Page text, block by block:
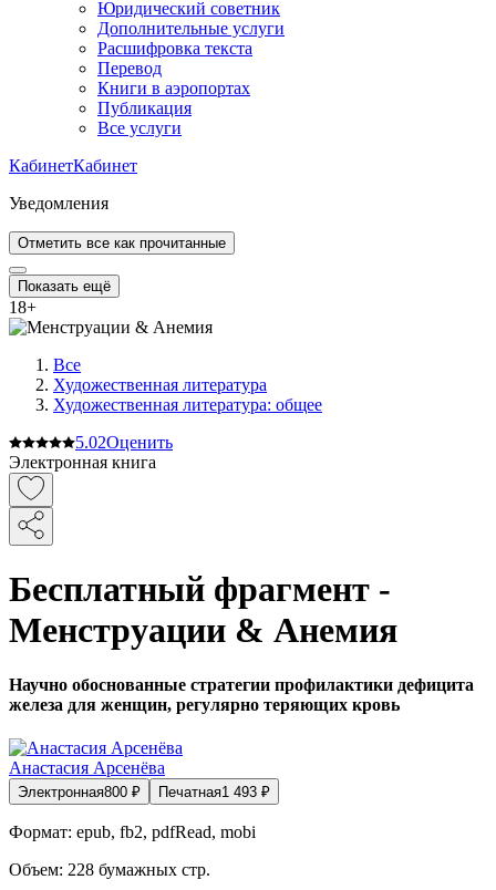
Юридический советник
Дополнительные услуги
Расшифровка текста
Перевод
Книги в аэропортах
Публикация
Все услуги
КабинетКабинет
Уведомления
Отметить все как прочитанные
Показать ещё
18+
Все
Художественная литература
Художественная литература: общее
5.02Оценить
Электронная книга
Бесплатный фрагмент -
Менструации & Анемия
Научно обоснованные стратегии профилактики дефицита
железа для женщин, регулярно теряющих кровь
Анастасия Арсенёва
Электронная800 ₽ Печатная1 493 ₽
Формат: epub, fb2, pdfRead, mobi
Объем: 228 бумажных стр.